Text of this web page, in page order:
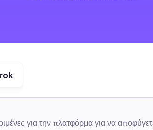
για την πλατφόρμα για να